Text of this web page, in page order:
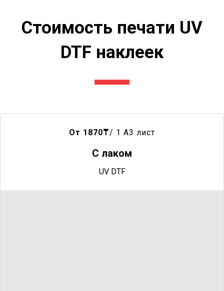
Стоимость печати UV
DTF наклеек
От 1870₸/ 1 A3 лист
С лаком
UV DTF